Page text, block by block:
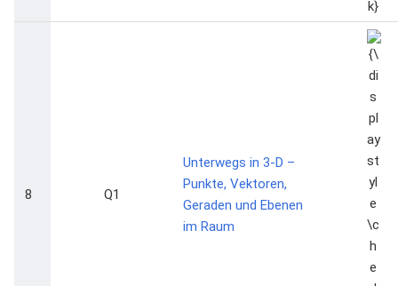
8 Q1
Unterwegs in 3-D –
Punkte, Vektoren,
Geraden und Ebenen
im Raum